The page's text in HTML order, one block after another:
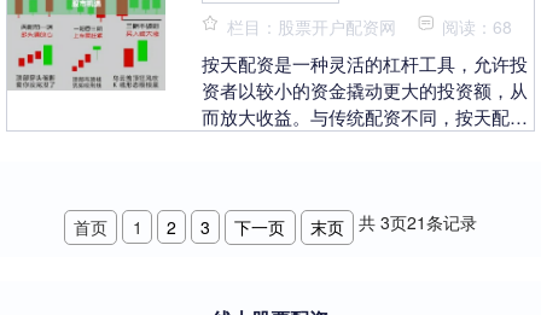
栏目：股票开户配资网 阅读：68
按天配资是一种灵活的杠杆工具，允许投
资者以较小的资金撬动更大的投资额，从
而放大收益。与传统配资不同，按天配资
首页 1 2 3 下一页 末页 共 3页21条记录